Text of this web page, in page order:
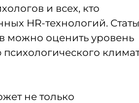
и всех, кто
HR-технологий.
можно оценить уровень
не только